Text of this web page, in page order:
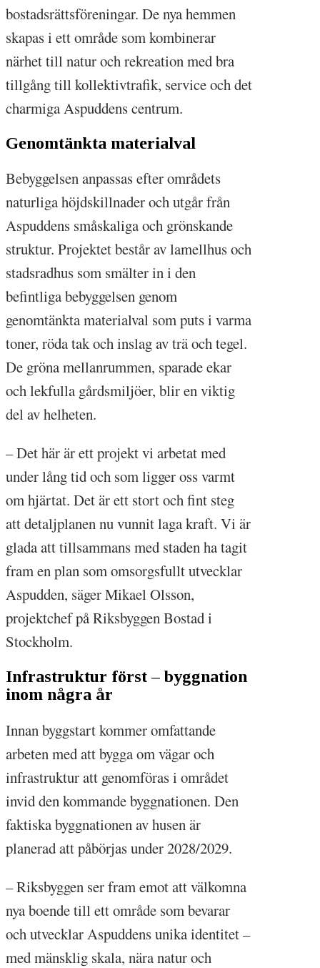
bostadsrättsföreningar. De nya hemmen
skapas i ett område som kombinerar
närhet till natur och rekreation med bra
tillgång till kollektivtrafik, service och det
charmiga Aspuddens centrum.
Genomtänkta materialval
Bebyggelsen anpassas efter områdets
naturliga höjdskillnader och utgår från
Aspuddens småskaliga och grönskande
struktur. Projektet består av lamellhus och
stadsradhus som smälter in i den
befintliga bebyggelsen genom
genomtänkta materialval som puts i varma
toner, röda tak och inslag av trä och tegel.
De gröna mellanrummen, sparade ekar
och lekfulla gårdsmiljöer, blir en viktig
del av helheten.
– Det här är ett projekt vi arbetat med
under lång tid och som ligger oss varmt
om hjärtat. Det är ett stort och fint steg
att detaljplanen nu vunnit laga kraft. Vi är
glada att tillsammans med staden ha tagit
fram en plan som omsorgsfullt utvecklar
Aspudden, säger Mikael Olsson,
projektchef på Riksbyggen Bostad i
Stockholm.
Infrastruktur först – byggnation
inom några år
Innan byggstart kommer omfattande
arbeten med att bygga om vägar och
infrastruktur att genomföras i området
invid den kommande byggnationen. Den
faktiska byggnationen av husen är
planerad att påbörjas under 2028/2029.
– Riksbyggen ser fram emot att välkomna
nya boende till ett område som bevarar
och utvecklar Aspuddens unika identitet –
med mänsklig skala, nära natur och